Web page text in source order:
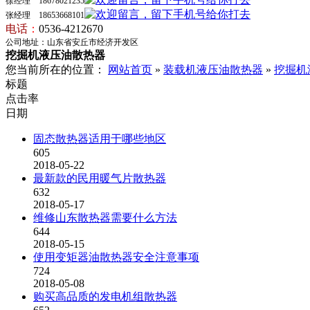
张经理 18653668101
电话 ： 0536-4212670
公司地址：山东省安丘市经济开发区
挖掘机液压油散热器
您当前所在的位置：
网站首页 » 装载机液压油散热器 » 挖掘机
标题
点击率
日期
固态散热器适用于哪些地区
605
2018-05-22
最新款的民用暖气片散热器
632
2018-05-17
维修山东散热器需要什么方法
644
2018-05-15
使用变矩器油散热器安全注意事项
724
2018-05-08
购买高品质的发电机组散热器